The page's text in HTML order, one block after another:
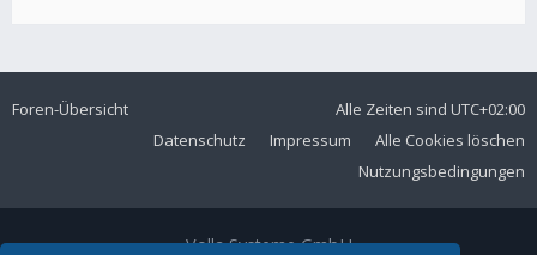
Foren-Übersicht Alle Zeiten sind UTC+02:00
Alle Cookies löschen
Impressum
Datenschutz
Nutzungsbedingungen
Volla Systeme GmbH